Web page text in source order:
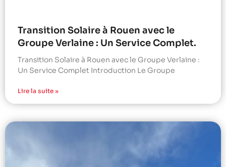
Transition Solaire à Rouen avec le
Groupe Verlaine : Un Service Complet.
Transition Solaire à Rouen avec le Groupe Verlaine :
Un Service Complet Introduction Le Groupe
Lire la suite »